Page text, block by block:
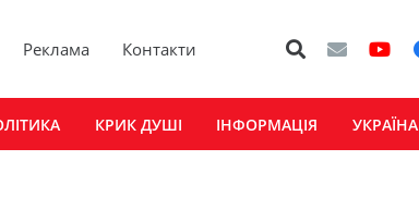
Реклама Контакти
КРИК ДУШІ ІНФОРМАЦІЯ УКРАЇНА